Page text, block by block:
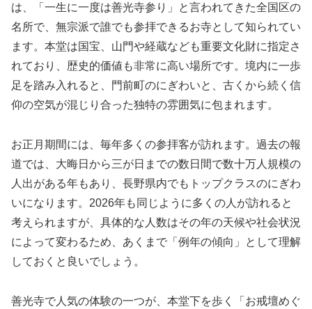
は、「一生に一度は善光寺参り」と言われてきた全国区の
名所で、無宗派で誰でも参拝できるお寺として知られてい
ます。本堂は国宝、山門や経蔵なども重要文化財に指定さ
れており、歴史的価値も非常に高い場所です。境内に一歩
足を踏み入れると、門前町のにぎわいと、古くから続く信
仰の空気が混じり合った独特の雰囲気に包まれます。
お正月期間には、毎年多くの参拝客が訪れます。過去の報
道では、大晦日から三が日までの数日間で数十万人規模の
人出がある年もあり、長野県内でもトップクラスのにぎわ
いになります。2026年も同じように多くの人が訪れると
考えられますが、具体的な人数はその年の天候や社会状況
によって変わるため、あくまで「例年の傾向」として理解
しておくと良いでしょう。
善光寺で人気の体験の一つが、本堂下を歩く「お戒壇めぐ